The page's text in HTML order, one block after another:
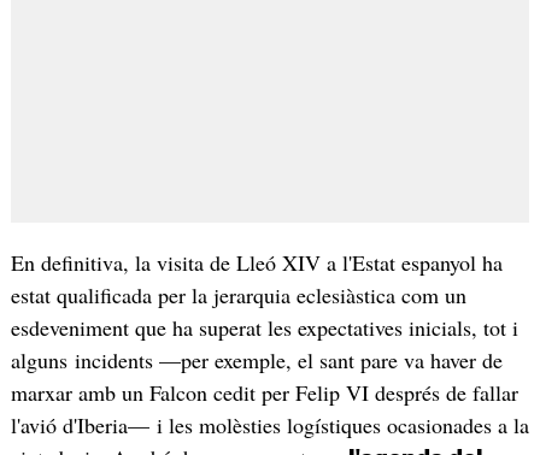
En definitiva, la visita de Lleó XIV a l'Estat espanyol ha
estat qualificada per la jerarquia eclesiàstica com un
esdeveniment que ha superat les expectatives inicials, tot i
alguns incidents —per exemple, el sant pare va haver de
marxar amb un Falcon cedit per Felip VI després de fallar
l'avió d'Iberia— i les molèsties logístiques ocasionades a la